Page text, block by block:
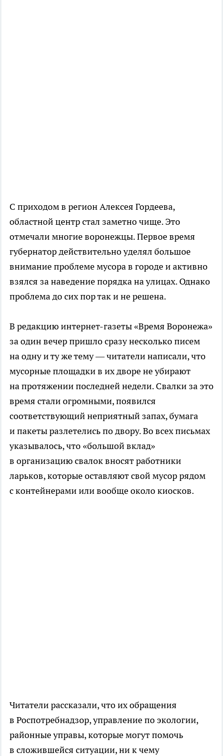
С приходом в регион Алексея Гордеева,
областной центр стал заметно чище. Это
отмечали многие воронежцы. Первое время
губернатор действительно уделял большое
внимание проблеме мусора в городе и активно
взялся за наведение порядка на улицах. Однако
проблема до сих пор так и не решена.
В редакциюинтернет-газеты «Время Воронежа»
за один вечер пришло сразу несколько писем
на одну и ту же тему — читатели написали, что
мусорные площадки в их дворе не убирают
на протяжении последней недели. Свалки за это
время стали огромными, появился
соответствующий неприятный запах, бумага
и пакеты разлетелись по двору. Во всех письмах
указывалось, что «большой вклад»
в организацию свалок вносят работники
ларьков, которые оставляют свой мусор рядом
с контейнерами или вообще около киосков.
Читатели рассказали, что их обращения
в Роспотребнадзор, управление по экологии,
районные управы, которые могут помочь
в сложившейся ситуации, ни к чему